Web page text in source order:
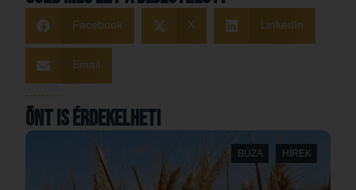
Facebook X LinkedIn
Email
Önt is érdekelheti
BÚZA HÍREK